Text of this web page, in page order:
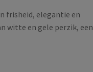
frisheid, elegantie en
witte en gele perzik, een